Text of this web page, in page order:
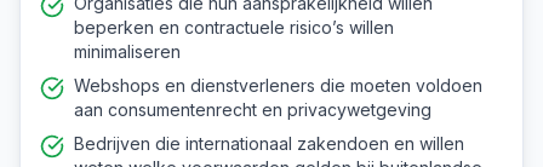
beperken en contractuele risico’s willen
minimaliseren
Webshops en dienstverleners die moeten voldoen
aan consumentenrecht en privacywetgeving
Bedrijven die internationaal zakendoen en willen